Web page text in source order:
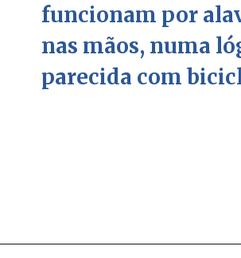
funcionam por
nas mãos, numa
parecida com